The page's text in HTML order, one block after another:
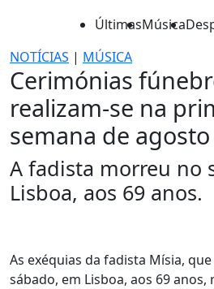
ÚltimasMúsica
NOTÍCIAS | MÚSICA
Cerimónias
realizam-se na
semana de agosto
A fadista morreu no
Lisboa, aos 69 anos.
As exéquias da fadista Mísia,
sábado, em Lisboa, aos 69 anos,